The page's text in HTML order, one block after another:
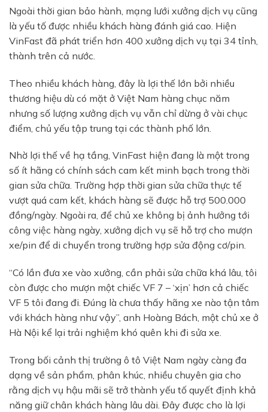
BÁO GIÁ LĂN BÁNH & LÁI
THỬ XE
×
Ngoài thời gian bảo hành, mạng lưới xưởng dịch vụ cũng
là yếu tố được nhiều khách hàng đánh giá cao. Hiện
VinFast đã phát triển hơn 400 xưởng dịch vụ tại 34 tỉnh,
thành trên cả nước.
Theo nhiều khách hàng, đây là lợi thế lớn bởi nhiều
thương hiệu dù có mặt ở Việt Nam hàng chục năm
nhưng số lượng xưởng dịch vụ vẫn chỉ dừng ở vài chục
điểm, chủ yếu tập trung tại các thành phố lớn.
Nhờ lợi thế về hạ tầng, VinFast hiện đang là một trong
số ít hãng có chính sách cam kết minh bạch trong thời
gian sửa chữa. Trường hợp thời gian sửa chữa thực tế
vượt quá cam kết, khách hàng sẽ được hỗ trợ 500.000
đồng/ngày. Ngoài ra, để chủ xe không bị ảnh hưởng tới
công việc hàng ngày, xưởng dịch vụ sẽ hỗ trợ cho mượn
xe/pin để di chuyển trong trường hợp sửa động cơ/pin.
“Có lần đưa xe vào xưởng, cần phải sửa chữa khá lâu, tôi
còn được cho mượn một chiếc VF 7 – ‘xịn’ hơn cả chiếc
VF 5 tôi đang đi. Đúng là chưa thấy hãng xe nào tận tâm
với khách hàng như vậy”, anh Hoàng Bách, một chủ xe ở
Hà Nội kể lại trải nghiệm khó quên khi đi sửa xe.
Trong bối cảnh thị trường ô tô Việt Nam ngày càng đa
dạng về sản phẩm, phân khúc, nhiều chuyên gia cho
rằng dịch vụ hậu mãi sẽ trở thành yếu tố quyết định khả
năng giữ chân khách hàng lâu dài. Đây được cho là lợi